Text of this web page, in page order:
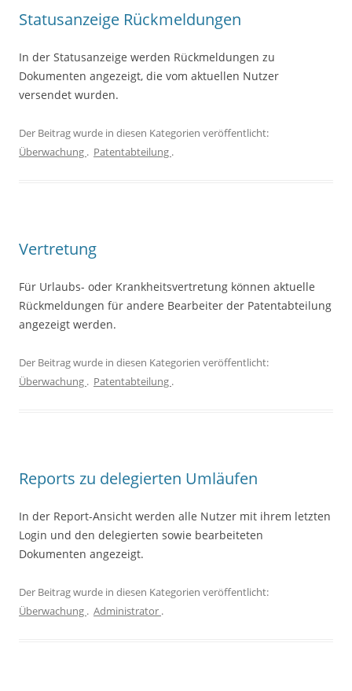
Statusanzeige Rückmeldungen
In der Statusanzeige werden Rückmeldungen zu
Dokumenten angezeigt, die vom aktuellen Nutzer
versendet wurden.
Der Beitrag wurde in diesen Kategorien veröffentlicht:
Überwachung . Patentabteilung .
Vertretung
Für Urlaubs- oder Krankheitsvertretung können aktuelle
Rückmeldungen für andere Bearbeiter der Patentabteilung
angezeigt werden.
Der Beitrag wurde in diesen Kategorien veröffentlicht:
Überwachung . Patentabteilung .
Reports zu delegierten Umläufen
In der Report-Ansicht werden alle Nutzer mit ihrem letzten
Login und den delegierten sowie bearbeiteten
Dokumenten angezeigt.
Der Beitrag wurde in diesen Kategorien veröffentlicht:
Überwachung . Administrator .